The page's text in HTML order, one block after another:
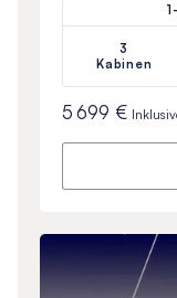
3
Kabinen
5 699 €